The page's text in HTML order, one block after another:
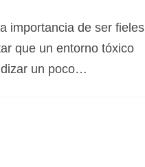
importancia de ser fieles
que un entorno tóxico
un poco…